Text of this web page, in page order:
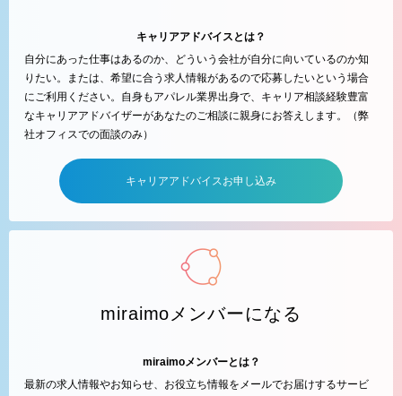
キャリアアドバイスとは？
自分にあった仕事はあるのか、どういう会社が自分に向いているのか知
りたい。または、希望に合う求人情報があるので応募したいという場合
にご利用ください。自身もアパレル業界出身で、キャリア相談経験豊富
なキャリアアドバイザーがあなたのご相談に親身にお答えします。（弊
社オフィスでの面談のみ）
キャリアアドバイスお申し込み
miraimoメンバーになる
miraimoメンバーとは？
最新の求人情報やお知らせ、お役立ち情報をメールでお届けするサービ